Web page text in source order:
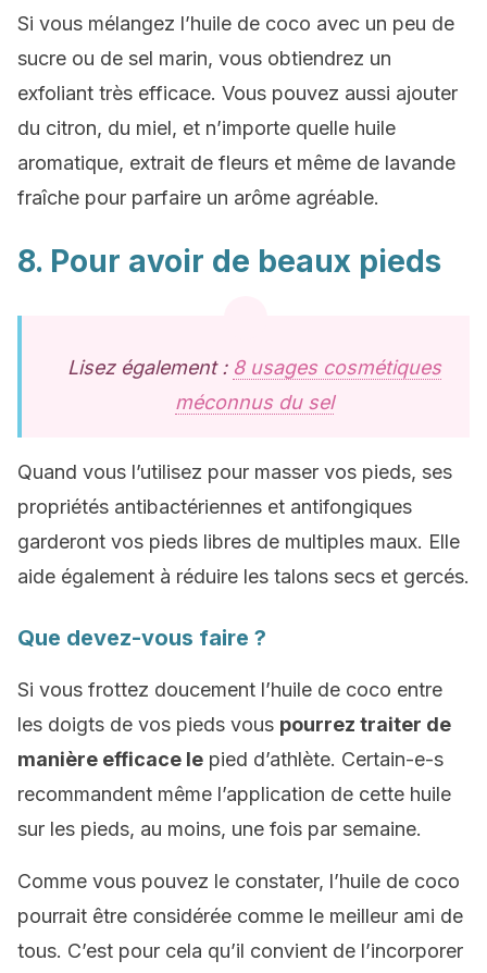
Si vous mélangez l’huile de coco avec un peu de
sucre ou de sel marin, vous obtiendrez un
exfoliant très efficace. Vous pouvez aussi ajouter
du citron, du miel, et n’importe quelle huile
aromatique, extrait de fleurs et même de lavande
fraîche pour parfaire un arôme agréable.
8. Pour avoir de beaux pieds
Lisez également : 8 usages cosmétiques
méconnus du sel
Quand vous l’utilisez pour masser vos pieds, ses
propriétés antibactériennes et antifongiques
garderont vos pieds libres de multiples maux. Elle
aide également à réduire les talons secs et gercés.
Que devez-vous faire ?
Si vous frottez doucement l’huile de coco entre
les doigts de vos pieds vous pourrez traiter de
manière efficace le pied d’athlète. Certain-e-s
recommandent même l’application de cette huile
sur les pieds, au moins, une fois par semaine.
Comme vous pouvez le constater, l’huile de coco
pourrait être considérée comme le meilleur ami de
tous. C’est pour cela qu’il convient de l’incorporer